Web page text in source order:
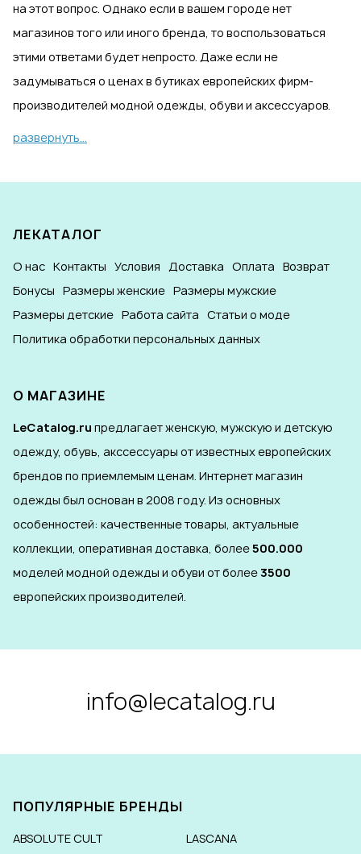
на этот вопрос. Однако если в вашем городе нет
магазинов того или иного бренда, то воспользоваться
этими ответами будет непросто. Даже если не
задумываться о ценах в бутиках европейских фирм-
производителей модной одежды, обуви и аксессуаров.
развернуть...
ЛЕКАТАЛОГ
О нас Контакты Условия Доставка Оплата Возврат
Бонусы Размеры женские Размеры мужские
Размеры детские Работа сайта Статьи о моде
Политика обработки персональных данных
О МАГАЗИНЕ
LeCatalog.ru предлагает женскую, мужскую и детскую
одежду, обувь, акссессуары от известных европейских
брендов по приемлемым ценам. Интернет магазин
одежды был основан в 2008 году. Из основных
особенностей: качественные товары, актуальные
коллекции, оперативная доставка, более500.000
моделей модной одежды и обуви от более3500
европейских производителей.
info@lecatalog.ru
ПОПУЛЯРНЫЕ БРЕНДЫ
ABSOLUTE CULT
LASCANA